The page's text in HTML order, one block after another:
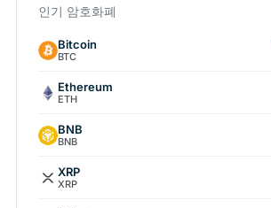
인기 암호화폐
Bitcoin
BTC
Ethereum
ETH
BNB
BNB
XRP
XRP